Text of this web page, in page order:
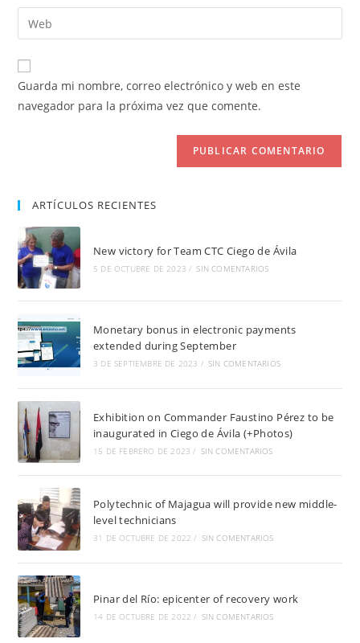
de
usuario
para
comentar
dirección
de
electrónico
para
comentar
Introduce
la
URL
de
Guarda mi nombre, correo electrónico y web en este
navegador para la próxima vez que comente.
ARTÍCULOS RECIENTES
New victory for Team CTC Ciego de Ávila
5 DE OCTUBRE DE 2023 / SIN COMENTARIOS
Monetary bonus in electronic payments
extended during September
3 DE SEPTIEMBRE DE 2023 / SIN COMENTARIOS
Exhibition on Commander Faustino Pérez to be
inaugurated in Ciego de Ávila (+Photos)
15 DE FEBRERO DE 2023 / SIN COMENTARIOS
Polytechnic of Majagua will provide new middle-
level technicians
31 DE OCTUBRE DE 2022 / SIN COMENTARIOS
Pinar del Río: epicenter of recovery work
14 DE OCTUBRE DE 2022 / SIN COMENTARIOS